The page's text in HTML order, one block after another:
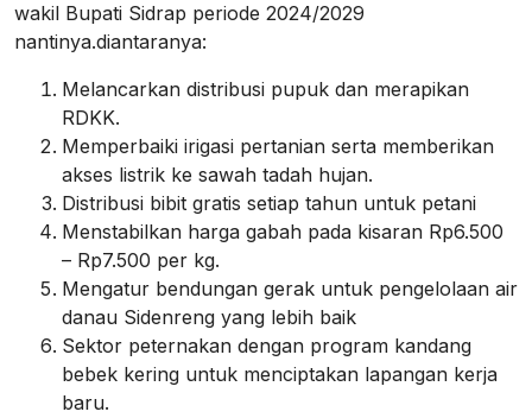
wakil Bupati Sidrap periode 2024/2029
nantinya.diantaranya:
Melancarkan distribusi pupuk dan merapikan
RDKK.
Memperbaiki irigasi pertanian serta memberikan
akses listrik ke sawah tadah hujan.
Distribusi bibit gratis setiap tahun untuk petani
Menstabilkan harga gabah pada kisaran Rp6.500
– Rp7.500 per kg.
Mengatur bendungan gerak untuk pengelolaan air
danau Sidenreng yang lebih baik
Sektor peternakan dengan program kandang
bebek kering untuk menciptakan lapangan kerja
baru.